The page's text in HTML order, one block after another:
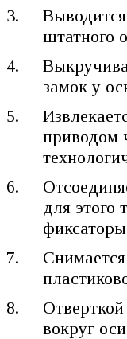
штатного
замок у
приводом
для этого
вокруг